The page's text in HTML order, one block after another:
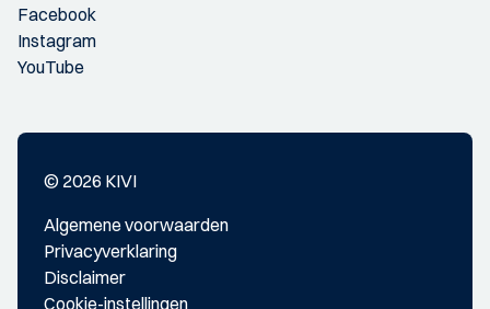
Facebook
Instagram
YouTube
© 2026 KIVI
Algemene voorwaarden
Privacyverklaring
Disclaimer
Cookie-instellingen